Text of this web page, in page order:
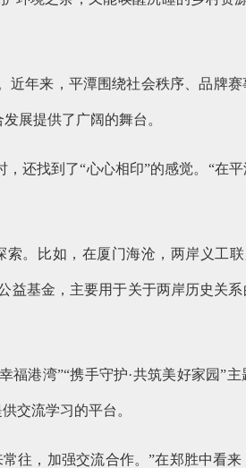
年来，平潭围绕社会秩序、品牌
展提供了广阔的舞台。
还找到了“心心相印”的感觉。“在
。比如，在厦门海沧，两岸义工
基金，主要用于关于两岸历史关系
福港湾”“携手守护·共筑美好家园”
交流学习的平台。
往，加强交流合作。”在郑胜中看